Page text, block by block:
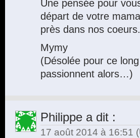
Une pensée pour
départ de votre
près dans nos coeurs.
Mymy
(Désolée pour ce
passionnent alors…)
Philippe a dit :
17 août 2014 à 16:51